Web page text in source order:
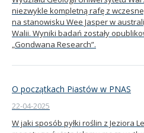
niezwykle kompletną rafę z
na stanowisku Wee Jasper w
Walii. Wyniki badań zostały
„Gondwana Research”.
O początkach Piastów w PNAS
22-04-2025
W jaki sposób pyłki roślin z Jeziora